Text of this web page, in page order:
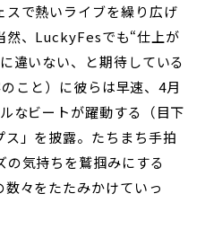
で熱いライブを繰り広げ
然、LuckyFesでも“仕上が
違いない、と期待している
こと）に彼らは早速、4月
なビートが躍動する（目下
」を披露。たちまち手拍
気持ちを鷲掴みにする
々をたたみかけていっ